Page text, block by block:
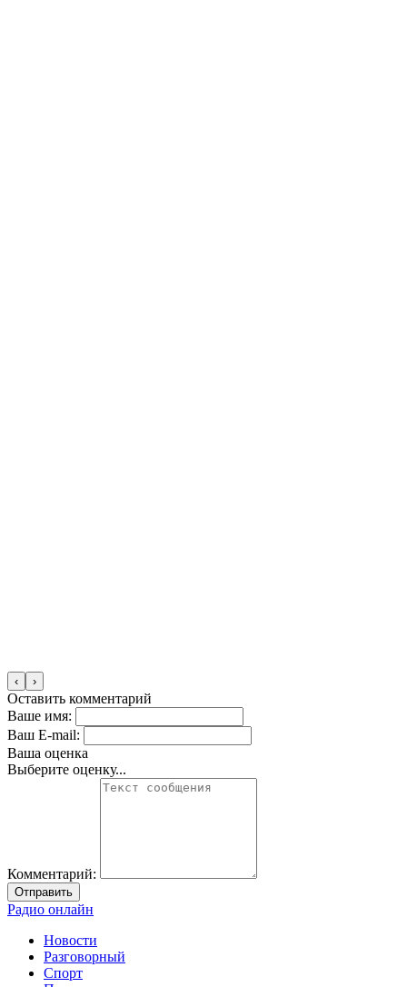
‹ ›
Оставить комментарий
Ваше имя:
Ваш E-mail:
Ваша оценка
Выберите оценку...
Комментарий:
Отправить
Радио онлайн
Новости
Разговорный
Спорт